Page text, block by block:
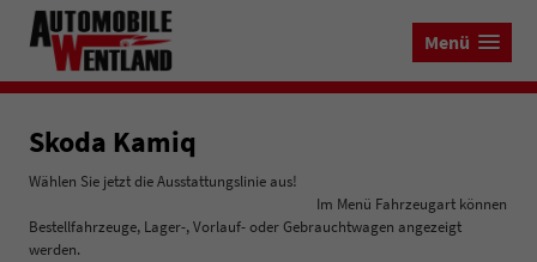
Menü
Skoda Kamiq
Wählen Sie jetzt die Ausstattungslinie aus!
Im Menü Fahrzeugart können
Bestellfahrzeuge, Lager-, Vorlauf- oder Gebrauchtwagen angezeigt
werden.